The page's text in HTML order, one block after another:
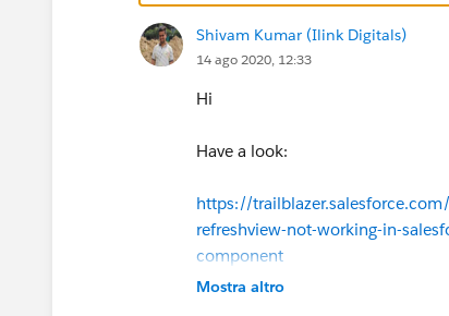
Shivam Kumar (Ilink Digitals)
14 ago 2020, 12:33
Hi
Have a look:
https://
refreshview-not-working-in-
component
Mostra altro